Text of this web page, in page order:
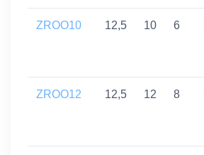
ZROO10 12,5 10 6
ZROO12 12,5 12 8